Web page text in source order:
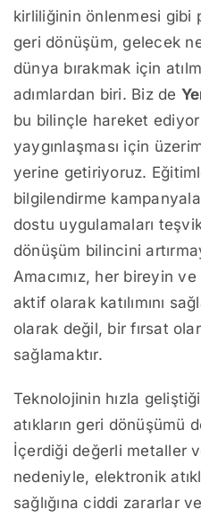
kirliliğinin önlenmesi gibi
geri dönüşüm, gelecek
dünya bırakmak için
adımlardan biri. Biz de
bu bilinçle hareket
yaygınlaşması için
yerine getiriyoruz.
bilgilendirme
dostu uygulamaları
dönüşüm bilincini
Amacımız, her bireyin
aktif olarak katılımını
olarak değil, bir fırsat
sağlamaktır.
Teknolojinin hızla
atıkların geri dönüşümü
İçerdiği değerli metaller
nedeniyle, elektronik
sağlığına ciddi zararlar